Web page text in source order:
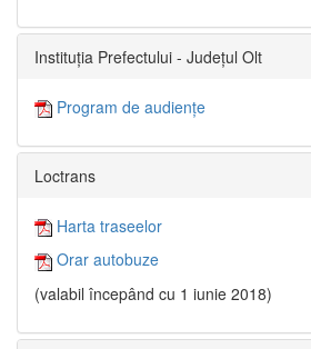
Instituția Prefectului - Județul Olt
Program de audiențe
Loctrans
Harta traseelor
Orar autobuze
(valabil începând cu 1 iunie 2018)